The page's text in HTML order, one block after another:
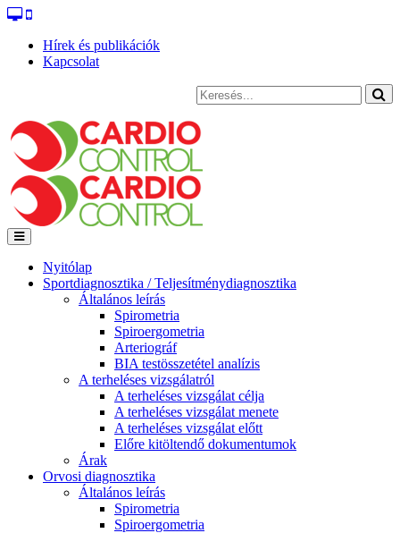
Hírek és publikációk
Kapcsolat
Nyitólap
Sportdiagnosztika / Teljesítménydiagnosztika
Általános leírás
Spirometria
Spiroergometria
Arteriográf
BIA testösszetétel analízis
A terheléses vizsgálatról
A terheléses vizsgálat célja
A terheléses vizsgálat menete
A terheléses vizsgálat előtt
Előre kitöltendő dokumentumok
Árak
Orvosi diagnosztika
Általános leírás
Spirometria
Spiroergometria